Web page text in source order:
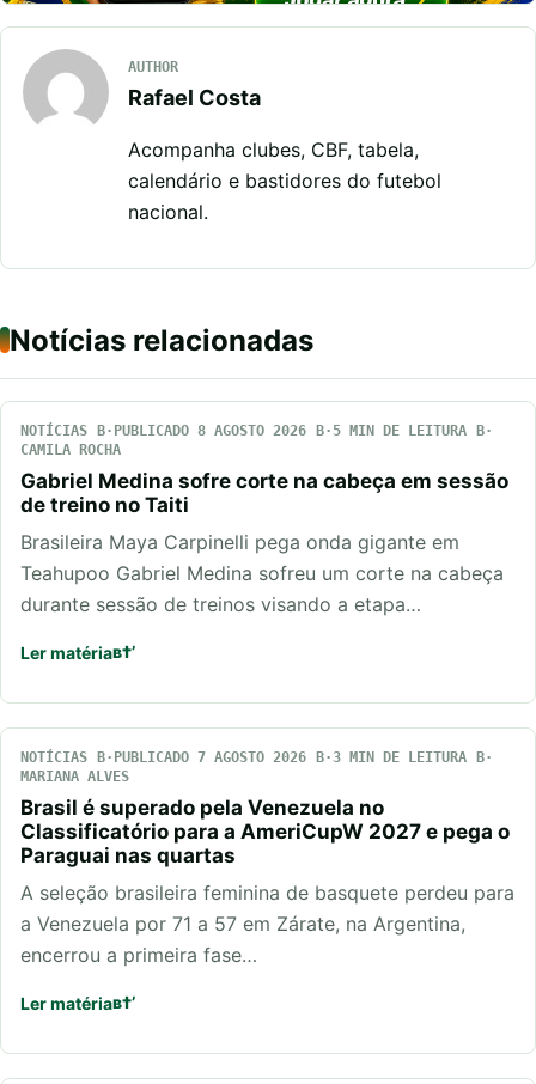
AUTHOR
Rafael Costa
Acompanha clubes, CBF, tabela,
calendário e bastidores do futebol
nacional.
Notícias relacionadas
NOTÍCIAS PUBLICADO 8 AGOSTO 2026
5 MIN DE LEITURA
CAMILA ROCHA
Gabriel Medina sofre corte na cabeça em sessão
de treino no Taiti
Brasileira Maya Carpinelli pega onda gigante em
Teahupoo Gabriel Medina sofreu um corte na cabeça
durante sessão de treinos visando a etapa…
Ler matéria
NOTÍCIAS PUBLICADO 7 AGOSTO 2026
3 MIN DE LEITURA
MARIANA ALVES
Brasil é superado pela Venezuela no
Classificatório para a AmeriCupW 2027 e pega o
Paraguai nas quartas
A seleção brasileira feminina de basquete perdeu para
a Venezuela por 71 a 57 em Zárate, na Argentina,
encerrou a primeira fase…
Ler matéria